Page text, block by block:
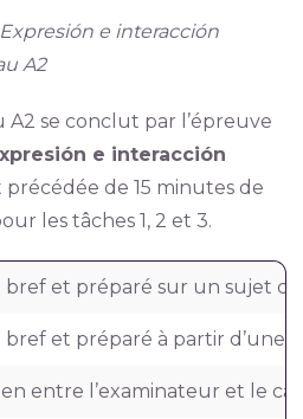
e interacción
A2
A2 se conclut par l’épreuve
e interacción
précédée de 15 minutes de
les tâches 1, 2 et 3.
et préparé sur un sujet
et préparé à partir d’une
entre l’examinateur et le